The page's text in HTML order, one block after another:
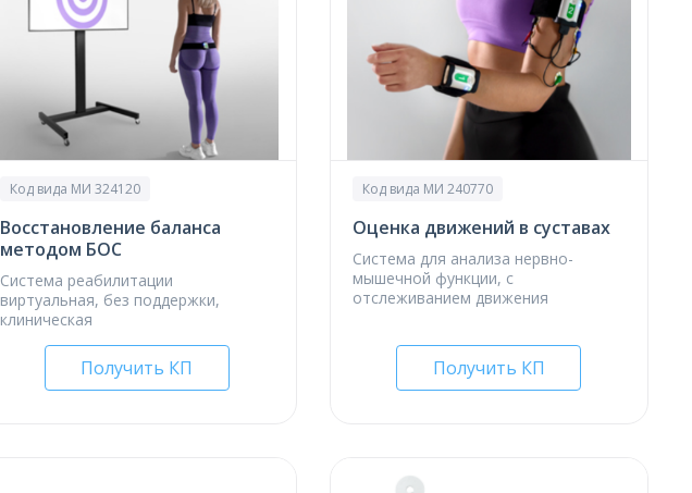
Код вида МИ 324120
Восстановление баланса
методом БОС
Система реабилитации
виртуальная, без поддержки,
клиническая
Получить КП
Код вида МИ 240770
Оценка движений в суставах
Система для анализа нервно-
мышечной функции, с
отслеживанием движения
Получить КП